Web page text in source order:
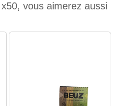
vous aimerez aussi